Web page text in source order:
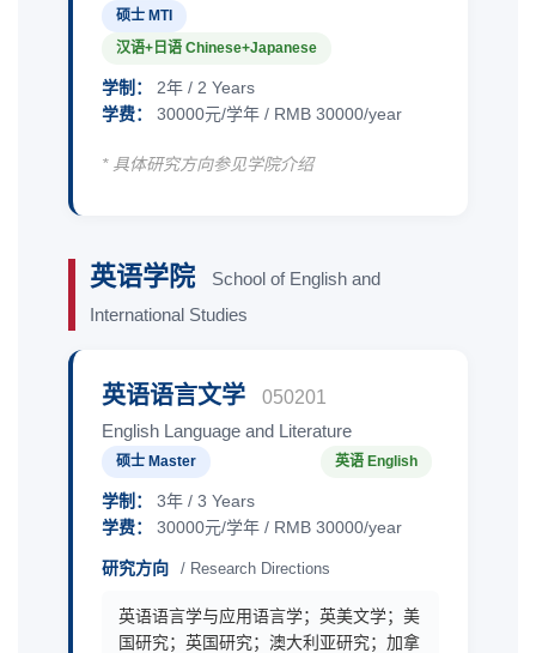
硕士 MTI
汉语+日语 Chinese+Japanese
学制：
2年 / 2 Years
学费：
30000元/学年 / RMB 30000/year
* 具体研究方向参见学院介绍
英语学院
School of English and
International Studies
英语语言文学
050201
English Language and Literature
硕士 Master 英语 English
学制：
3年 / 3 Years
学费：
30000元/学年 / RMB 30000/year
研究方向 / Research Directions
英语语言学与应用语言学；英美文学；美
国研究；英国研究；澳大利亚研究；加拿